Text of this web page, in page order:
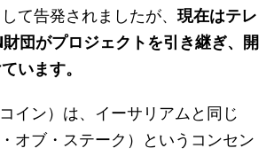
て告発されましたが、 現在はテレ
団がプロジェクトを引き継ぎ、開
います。
イン）は、イーサリアムと同じ
オブ・ステーク）というコンセン